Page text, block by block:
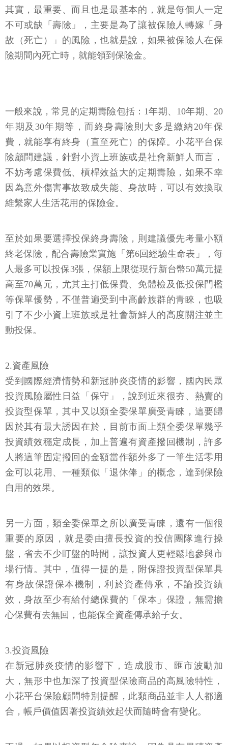
其實，最重要、而且也是最基本的，就是每個人一定
不可或缺「壽險」，主要是為了讓被保險人轉嫁「身
故（死亡）」的風險，也就是說，如果被保險人在保
險期間內死亡時，就能領到保險金。
一般來說，常見的定期壽險包括：1年期、10年期、20
年期及30年期等，而終身壽險則大多是繳納20年保
費，就能享有終身（直至死亡）的保障。小花平台保
險顧問建議，針對小資上班族或是社會新鮮人而言，
不妨考慮保費低、槓桿效益大的定期壽險，如果不幸
因為意外傷害事故致成失能、身故時，可以有效換取
維繫家人生活花用的保險金。
至於如果要選擇投保終身壽險，則建議優先考量小額
終老保險，配合壽險業實施「第6回經驗生命表」，每
人最多可以投保3張，保額上限從現行新台幣50萬元提
高至70萬元，尤其主打低保費、免體檢及低投保門檻
等保單優勢，不僅普遍受到中高齡族群的青睞，也吸
引了不少小資上班族或是社會新鮮人的高度關注並主
動投保。
2.資產風險
受到國際經濟情勢和新冠肺炎疫情的影響，國內民眾
投資風險屬性日益「保守」，說到近來很夯、熱賣的
投資型保單，其中又以類全委保單廣受青睞，這要歸
因於其有最大誘因在於，目前市面上類全委保單幾乎
投資績效穩定成長，加上普遍有資產撥回機制，許多
人將這筆固定撥回的金額當作額外多了一筆生活零用
金可以花用、一種類似「退休俸」的概念，達到保險
自用的效果。
另一方面，類全委保單之所以廣受青睞，還有一個很
重要的原因，就是委由擅長投資的投信團隊進行操
盤，省去不少盯盤的時間，讓投資人更輕鬆地參與市
場行情。其中，值得一提的是，附保證投資型保單具
有身故保證保本機制，利於資產傳承，不論投資績
效，身故至少有給付總保費的「保本」保證，無需擔
心保費有去無回，也能保全資產傳承給子女。
3.投資風險
在新冠肺炎疫情的影響下，造成股市、匯市波動加
大，無形中也加深了投資型保險商品的高風險特性，
小花平台保險顧問特別提醒，此類商品並非人人都適
合，帳戶價值因著投資績效起伏而隨時會有變化。